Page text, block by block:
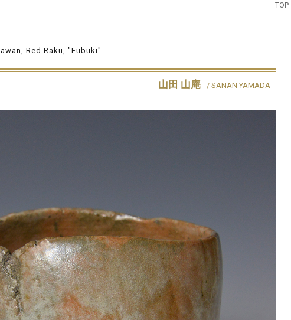
TOP
Red Raku, "Fubuki"
山田 山庵 / SANAN YAMADA